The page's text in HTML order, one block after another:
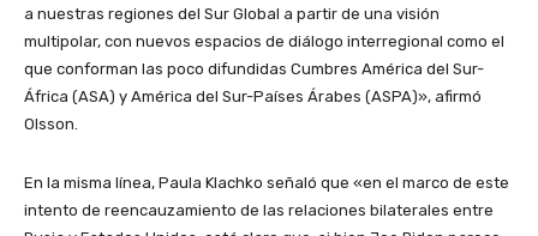
a nuestras regiones del Sur Global a partir de una visión
multipolar, con nuevos espacios de diálogo interregional como el
que conforman las poco difundidas Cumbres América del Sur-
África (ASA) y América del Sur-Países Árabes (ASPA)», afirmó
Olsson.
En la misma línea, Paula Klachko señaló que «en el marco de este
intento de reencauzamiento de las relaciones bilaterales entre